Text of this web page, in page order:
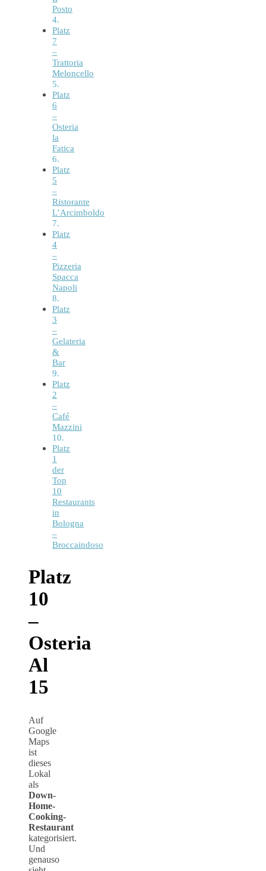
Posto
Platz
7
–
Trattoria
Meloncello
Platz
6
–
Osteria
la
Fatica
Platz
5
–
Ristorante
L’Arcimboldo
Platz
4
–
Pizzeria
Spacca
Napoli
Platz
3
–
Gelateria
&
Bar
Platz
2
–
Café
Mazzini
Platz
1
der
Top
10
Restaurants
in
Bologna
–
Broccaindoso
Platz
10
–
Osteria
Al
15
Auf
Google
Maps
ist
dieses
Lokal
als
Down-
Home-
Cooking-
Restaurant
kategorisiert.
Und
genauso